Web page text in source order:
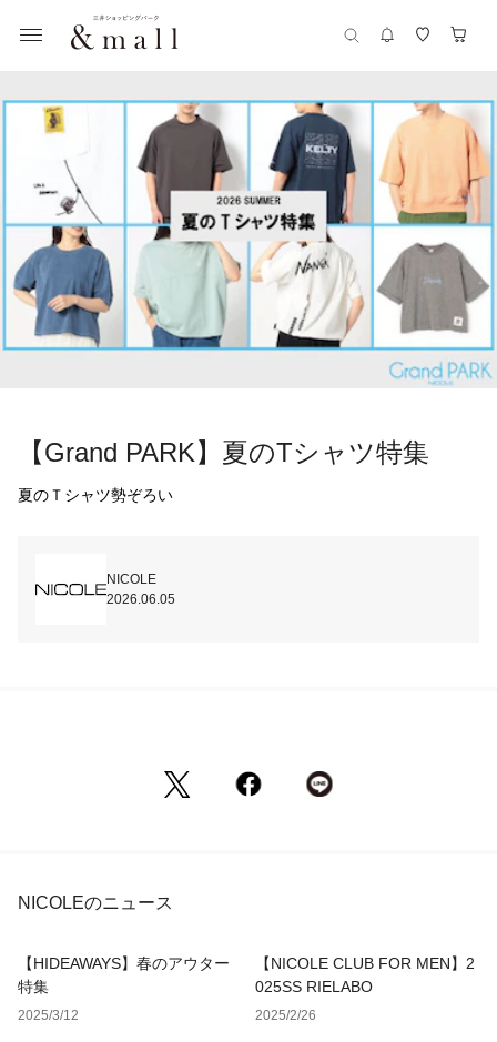
【Grand PARK】夏のTシャツ特集
夏のＴシャツ勢ぞろい
NICOLE
2026.06.05
NICOLEのニュース
【HIDEAWAYS】春のアウター
特集
2025/3/12
【NICOLE CLUB FOR MEN】2
025SS RIELABO
2025/2/26